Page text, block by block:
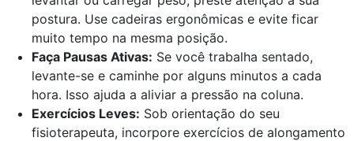
postura. Use cadeiras ergonômicas e evite ficar
muito tempo na mesma posição.
Faça Pausas Ativas: Se você trabalha sentado,
levante-se e caminhe por alguns minutos a cada
hora. Isso ajuda a aliviar a pressão na coluna.
Exercícios Leves: Sob orientação do seu
fisioterapeuta, incorpore exercícios de alongamento